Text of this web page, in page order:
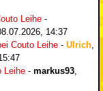
Leihe -
14:37
Couto Leihe - Ulrich,
Leihe - markus93,